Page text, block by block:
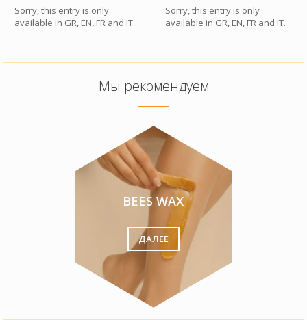
Sorry, this entry is only
available in GR, EN, FR and IT.
Sorry, this entry is only
available in GR, EN, FR and IT.
Мы рекомендуем
BEES WAX
ДАЛЕЕ